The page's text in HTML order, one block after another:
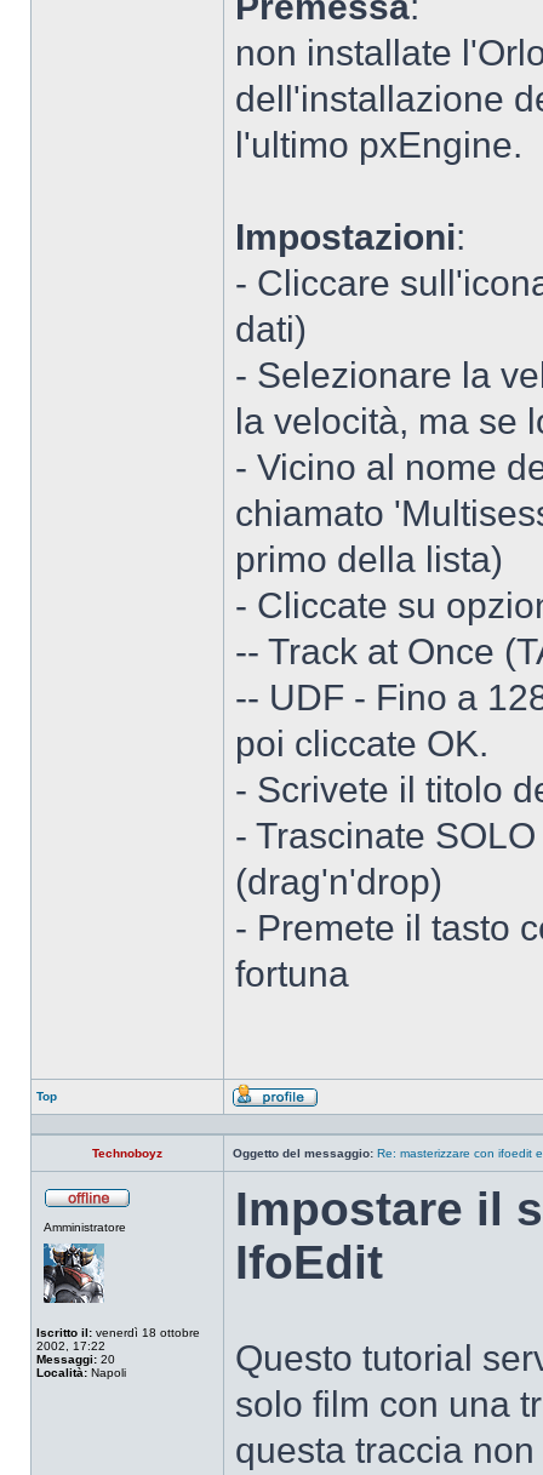
non installate
dell'installazione
l'ultimo pxEngine.
Impostazioni:
- Cliccare
dati)
- Selezionare la
la velocità, ma se
- Vicino al nome
chiamato
primo della lista)
- Cliccate su
-- Track at Once
-- UDF - Fino a
poi cliccate OK.
- Scrivete il titolo
- Trascinate
(drag'n'drop)
- Premete il tasto
fortuna
Top
Profilo
Technoboyz Oggetto del messaggio: Re: masterizzare con ifoedit
Amministratore
Iscritto il: venerdì 18 ottobre
2002, 17:22
Messaggi: 20
Località: Napoli
Impostare il
IfoEdit
Questo tutorial
solo film con una
questa traccia